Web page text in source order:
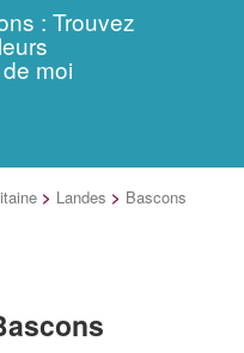
: Trouvez
moi
> Landes > Bascons